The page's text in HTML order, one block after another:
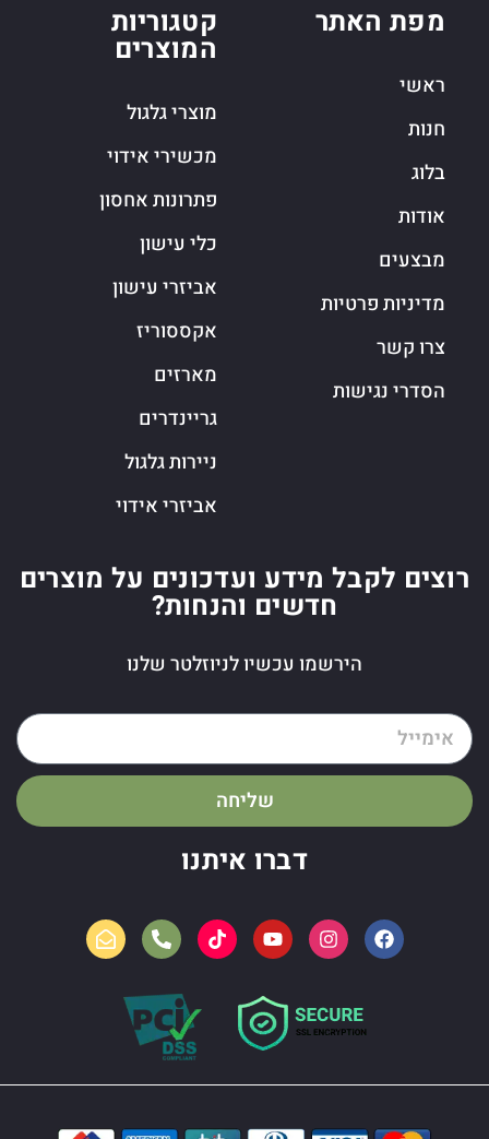
מפת האתר
ראשי
חנות
בלוג
אודות
מבצעים
מדיניות פרטיות
צרו קשר
הסדרי נגישות
קטגוריות
המוצרים
מוצרי גלגול
מכשירי אידוי
פתרונות אחסון
כלי עישון
אביזרי עישון
אקססוריז
מארזים
גריינדרים
ניירות גלגול
אביזרי אידוי
רוצים לקבל מידע ועדכונים על מוצרים
חדשים והנחות?
הירשמו עכשיו לניוזלטר שלנו
שליחה
דברו איתנו